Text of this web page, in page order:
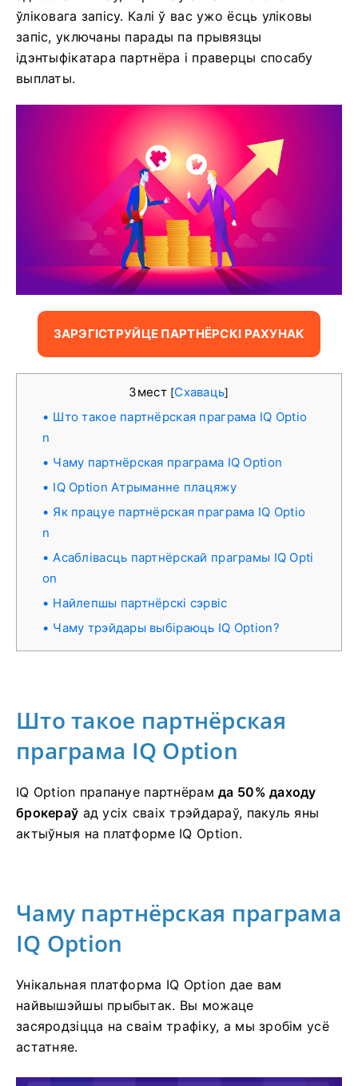
ўліковага запісу. Калі ў вас ужо ёсць уліковы
запіс, уключаны парады па прывязцы
ідэнтыфікатара партнёра і праверцы спосабу
выплаты.
ЗАРЭГІСТРУЙЦЕ ПАРТНЁРСКІ РАХУНАК
Змест [Схаваць]
Што такое партнёрская праграма IQ Optio
n
Чаму партнёрская праграма IQ Option
IQ Option Атрыманне плацяжу
Як працуе партнёрская праграма IQ Optio
n
Асаблівасць партнёрскай праграмы IQ Opti
on
Найлепшы партнёрскі сэрвіс
Чаму трэйдары выбіраюць IQ Option?
Што такое партнёрская
праграма IQ Option
IQ Option прапануе партнёрамда 50% даходу
брокераў ад усіх сваіх трэйдараў, пакуль яны
актыўныя на платформе IQ Option.
Чаму партнёрская праграма
IQ Option
Унікальная платформа IQ Option дае вам
найвышэйшы прыбытак. Вы можаце
засяродзіцца на сваім трафіку, а мы зробім усё
астатняе.